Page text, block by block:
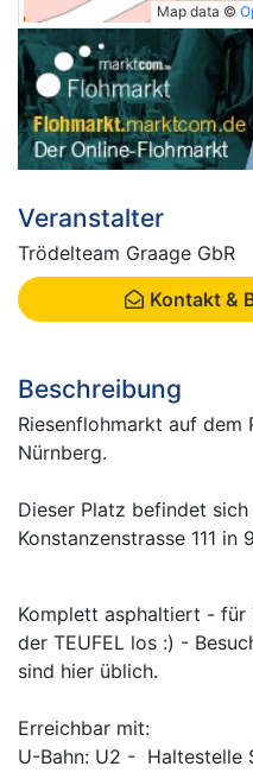
Map data ©
Veranstalter
Trödelteam Graage GbR
Kontakt &
Beschreibung
Riesenflohmarkt auf dem
Nürnberg.
Dieser Platz befindet
Konstanzenstrasse 111 in
Komplett asphaltiert - für
der TEUFEL los :) -
sind hier üblich.
Erreichbar mit:
U-Bahn: U2 - Haltestelle